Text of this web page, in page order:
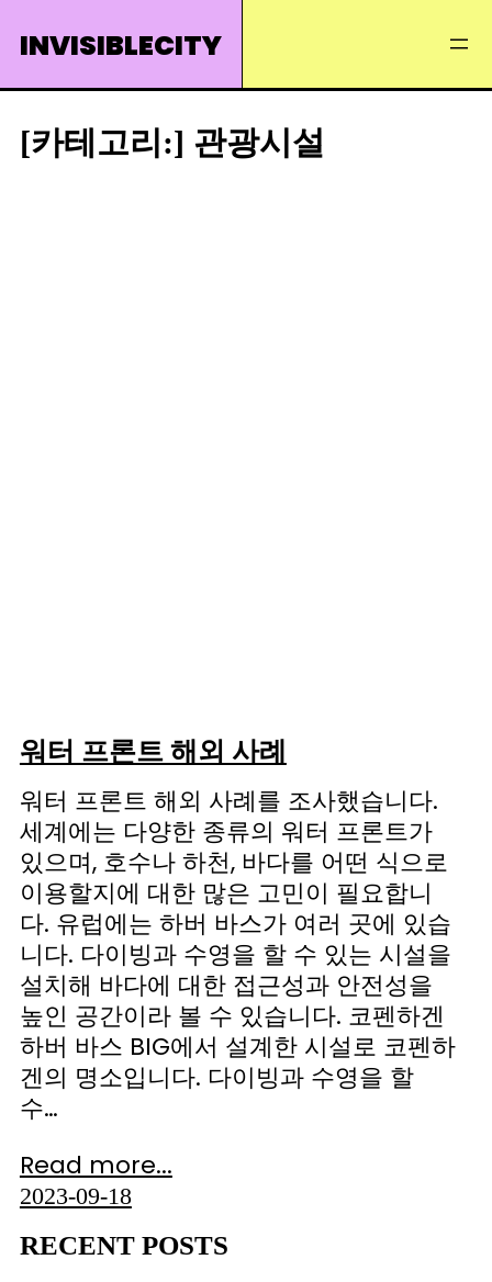
toINVISIBLECITY
[카테고리:] 관광시설
워터 프론트 해외 사례
워터 프론트 해외 사례를 조사했습니다.
세계에는 다양한 종류의 워터 프론트가
있으며, 호수나 하천, 바다를 어떤 식으로
이용할지에 대한 많은 고민이 필요합니
다. 유럽에는 하버 바스가 여러 곳에 있습
니다. 다이빙과 수영을 할 수 있는 시설을
설치해 바다에 대한 접근성과 안전성을
높인 공간이라 볼 수 있습니다. 코펜하겐
하버 바스 BIG에서 설계한 시설로 코펜하
겐의 명소입니다. 다이빙과 수영을 할
수…
Read more...
2023-09-18
RECENT POSTS